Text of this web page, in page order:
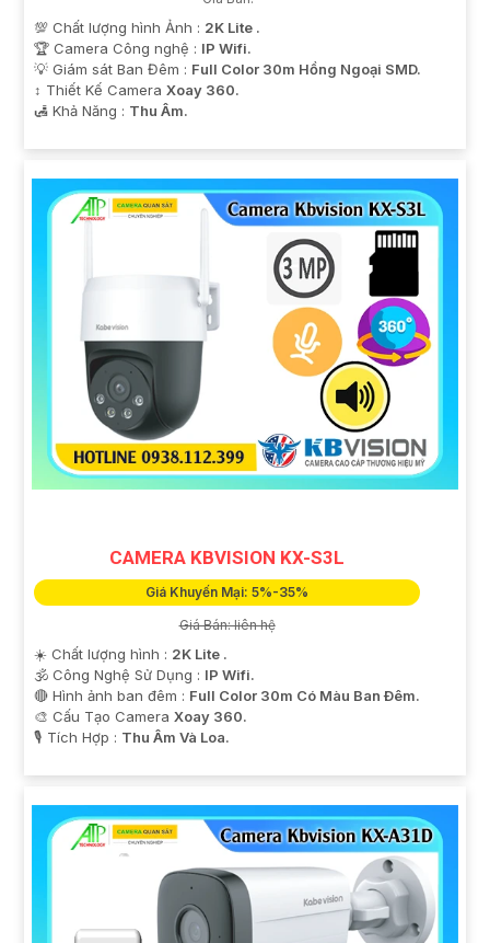
💯 Chất lượng hình Ảnh : 2K Lite .
🏆 Camera Công nghệ : IP Wifi.
💡 Giám sát Ban Đêm : Full Color 30m Hồng Ngoại SMD.
↕️ Thiết Kế Camera Xoay 360.
️🛃 Khả Năng : Thu Âm.
CAMERA KBVISION KX-S3L
Giá Khuyến Mại: 5%-35%
Giá Bán: liên hệ
☀️ Chất lượng hình : 2K Lite .
🕉️ Công Nghệ Sử Dụng : IP Wifi.
🔴 Hình ảnh ban đêm : Full Color 30m Có Màu Ban Ðêm.
🎨 Cấu Tạo Camera Xoay 360.
️🎙 Tích Hợp : Thu Âm Và Loa.